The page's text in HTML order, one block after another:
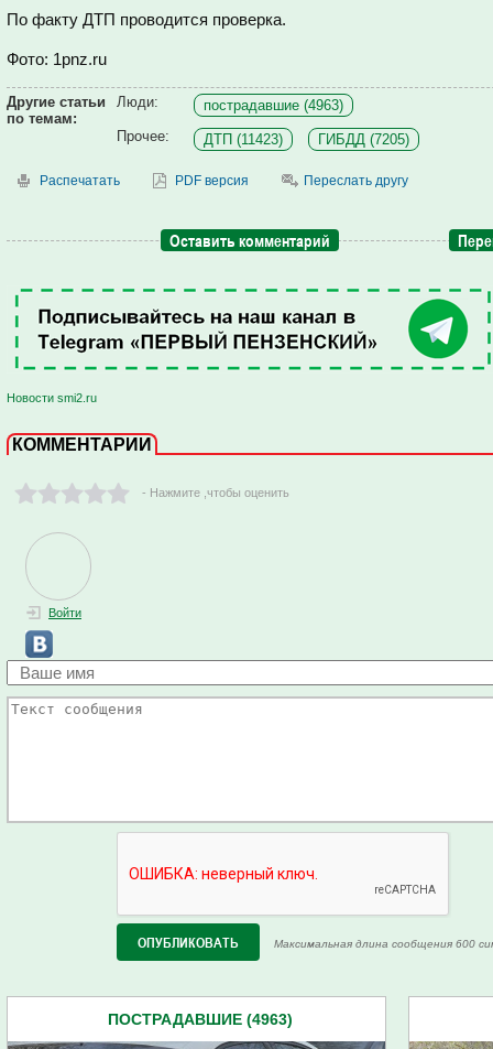
По факту ДТП проводится проверка.
Фото: 1pnz.ru
Другие статьи
по темам:
Люди:
пострадавшие (4963)
Прочее:
ДТП (11423) ГИБДД (7205)
Распечатать PDF версия Переслать другу
Оставить комментарий
Новости smi2.ru
КОММЕНТАРИИ
- Нажмите ,чтобы оценить
Войти
Максимальная длина сообщения 600
ПОСТРАДАВШИЕ (4963)